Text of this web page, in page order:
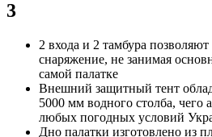
3
2 входа и 2 тамбура
снаряжение, не занимая
самой палатке
Внешний защитный тент
5000 мм водного столба, чего
любых погодных условий
Дно палатки изготовлено из